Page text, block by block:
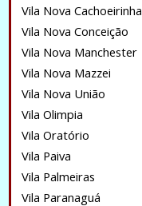
Vila Nova Cachoeirinha
Vila Nova Conceição
Vila Nova Manchester
Vila Nova Mazzei
Vila Nova União
Vila Olimpia
Vila Oratório
Vila Paiva
Vila Palmeiras
Vila Paranaguá